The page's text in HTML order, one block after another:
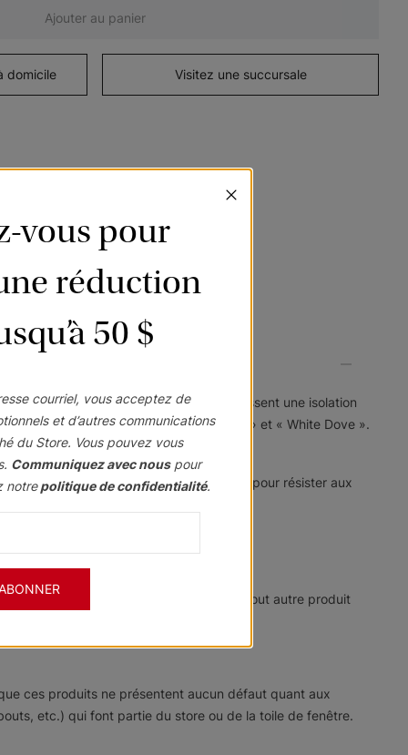
Ajouter au panier
domicile Visitez une succursale
nos stores en bois sont légers et fournissent une isolation
», « Ash Wood », « White », « Pewter » et « White Dove ».
baguette.
pour une meilleure durabilité et traité pour résister aux
temps en temps de l'huile de citron ou tout autre produit
ces produits ne présentent aucun défaut quant aux
etc.) qui font partie du store ou de la toile de fenêtre.
vous pour
réduction
50 $
courriel, vous acceptez de
et d’autres communications
du Store. Vous pouvez vous
Communiquez avec nouspour
notre politique de confidentialité.